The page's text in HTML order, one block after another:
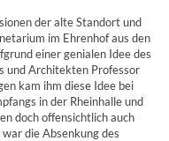
der alte Standort und
im Ehrenhof aus den
einer genialen Idee des
und Architekten Professor
kam ihm diese Idee bei
in der Rheinhalle und
doch offensichtlich auch
die Absenkung des